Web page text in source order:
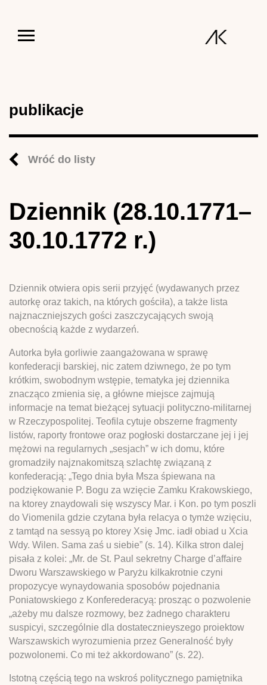
publikacje
Wróć do listy
Dziennik (28.10.1771–
30.10.1772 r.)
Dziennik otwiera opis serii przyjęć (wydawanych przez
autorkę oraz takich, na których gościła), a także lista
najznaczniejszych gości zaszczycających swoją
obecnością każde z wydarzeń.
Autorka była gorliwie zaangażowana w sprawę
konfederacji barskiej, nic zatem dziwnego, że po tym
krótkim, swobodnym wstępie, tematyka jej dziennika
znacząco zmienia się, a główne miejsce zajmują
informacje na temat bieżącej sytuacji polityczno-militarnej
w Rzeczypospolitej. Teofila cytuje obszerne fragmenty
listów, raporty frontowe oraz pogłoski dostarczane jej i jej
mężowi na regularnych „sesjach” w ich domu, które
gromadziły najznakomitszą szlachtę związaną z
konfederacją: „Tego dnia była Msza śpiewana na
podziękowanie P. Bogu za wzięcie Zamku Krakowskiego,
na ktorey znaydowali się wszyscy Mar. i Kon. po tym poszli
do Viomenila gdzie czytana była relacya o tymże wzięciu,
z tamtąd na sessyą po ktorey Xsię Jmc. iadł obiad u Xcia
Wdy. Wilen. Sama zaś u siebie” (s. 14). Kilka stron dalej
pisała z kolei: „Mr. de St. Paul sekretny Charge d’affaire
Dworu Warszawskiego w Paryżu kilkakrotnie czyni
propozycye wynaydowania sposobów pojednania
Poniatowskiego z Konferederacyą: prosząc o pozwolenie
„ażeby mu dalsze rozmowy, bez żadnego charakteru
suspicyi, szczególnie dla dostatecznieyszego proiektow
Warszawskich wyrozumienia przez Generalność były
pozwolonemi. Co mi też akkordowano” (s. 22).
Istotną częścią tego na wskroś politycznego pamiętnika